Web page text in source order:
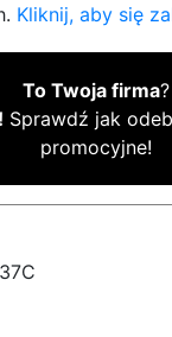
Kliknij, aby się
To Twoja firma?
Sprawdź jak
promocyjne!